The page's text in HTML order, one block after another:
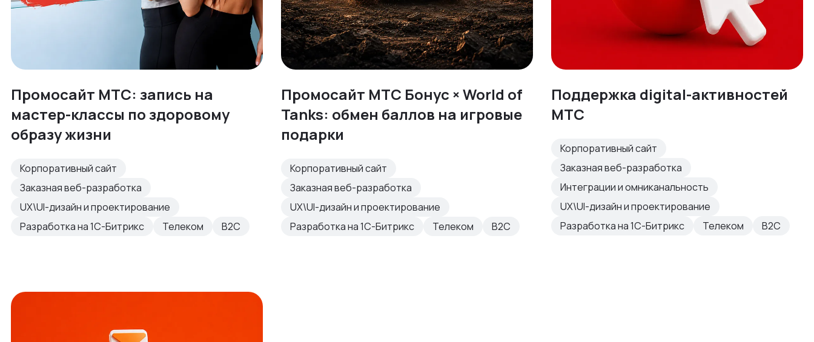
Промосайт МТС: запись на
мастер-классы по здоровому
образу жизни
Корпоративный сайт
Заказная веб-разработка
UX\UI-дизайн и проектирование
Разработка на 1С-Битрикс
Телеком B2C
Промосайт МТС Бонус × World of
Tanks: обмен баллов на игровые
подарки
Корпоративный сайт
Заказная веб-разработка
UX\UI-дизайн и проектирование
Разработка на 1С-Битрикс
Телеком B2C
Поддержка digital-активностей
МТС
Корпоративный сайт
Заказная веб-разработка
Интеграции и омниканальность
UX\UI-дизайн и проектирование
Разработка на 1С-Битрикс
Телеком B2C